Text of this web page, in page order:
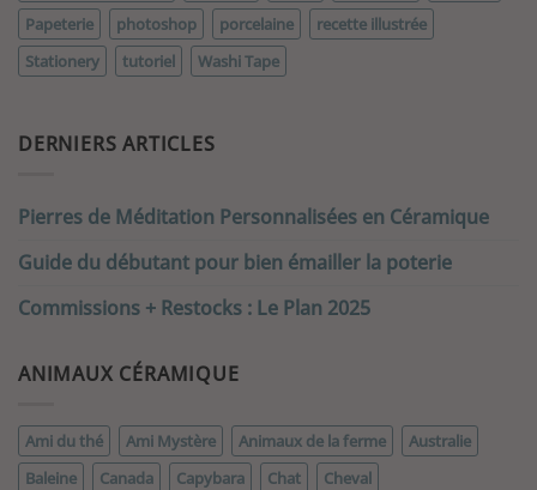
Papeterie
photoshop porcelaine
recette illustrée
Stationery
tutoriel Washi Tape
DERNIERS ARTICLES
Pierres de Méditation Personnalisées en Céramique
Guide du débutant pour bien émailler la poterie
Commissions + Restocks : Le Plan 2025
ANIMAUX CÉRAMIQUE
Ami du thé Ami Mystère Animaux de la ferme
Australie
Baleine
Canada Capybara Chat
Cheval